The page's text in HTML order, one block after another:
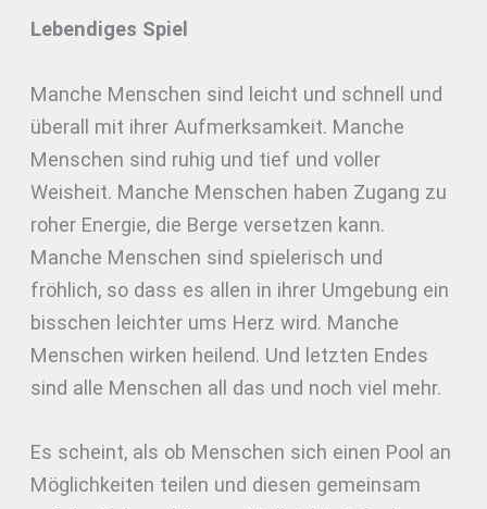
Lebendiges Spiel
Manche Menschen sind leicht und schnell und
überall mit ihrer Aufmerksamkeit. Manche
Menschen sind ruhig und tief und voller
Weisheit. Manche Menschen haben Zugang zu
roher Energie, die Berge versetzen kann.
Manche Menschen sind spielerisch und
fröhlich, so dass es allen in ihrer Umgebung ein
bisschen leichter ums Herz wird. Manche
Menschen wirken heilend. Und letzten Endes
sind alle Menschen all das und noch viel mehr.
Es scheint, als ob Menschen sich einen Pool an
Möglichkeiten teilen und diesen gemeinsam